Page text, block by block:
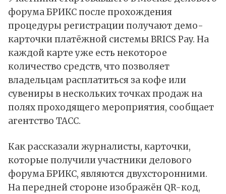
форума БРИКС после прохождения
процедуры регистрации получают демо-
карточки платёжной системы BRICS Pay. На
каждой карте уже есть некоторое
количество средств, что позволяет
владельцам расплатиться за кофе или
сувениры в нескольких точках продаж на
полях проходящего мероприятия, сообщает
агентство ТАСС.
Как рассказали журналисты, карточки,
которые получили участники делового
форума БРИКС, являются двухсторонними.
На передней стороне изображён QR-код,